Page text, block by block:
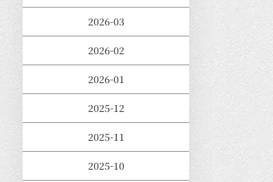
2026-03
2026-02
2026-01
2025-12
2025-11
2025-10